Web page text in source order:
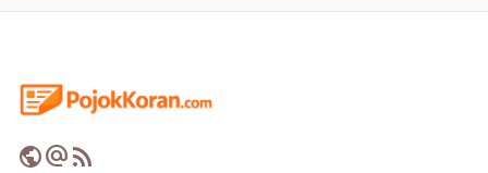
publicalternate_emailrss_feed